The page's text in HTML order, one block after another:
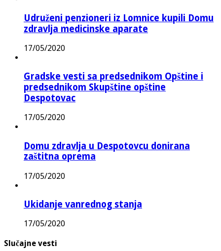
Udruženi penzioneri iz Lomnice kupili Domu
zdravlja medicinske aparate
17/05/2020
Gradske vesti sa predsednikom Opštine i
predsednikom Skupštine opštine
Despotovac
17/05/2020
Domu zdravlja u Despotovcu donirana
zaštitna oprema
17/05/2020
Ukidanje vanrednog stanja
17/05/2020
Slučajne vesti